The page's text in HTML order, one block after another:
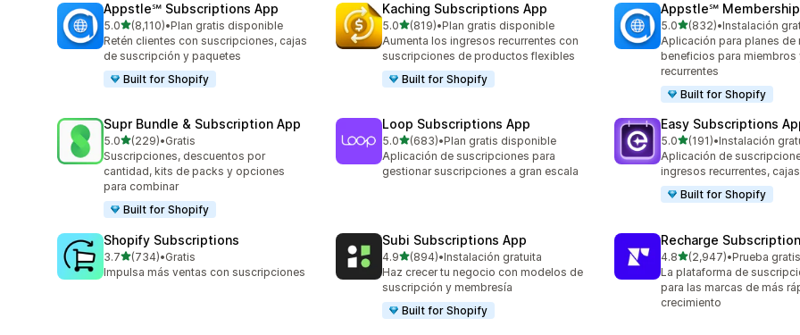
Appstle℠ Subscriptions App
5.0de 5 estrellas
(8,110)
8110 reseñas en total
•Plan gratis disponible
Retén clientes con suscripciones, cajas
de suscripción y paquetes
Built for Shopify
Kaching Subscriptions App
5.0de 5 estrellas
(819)
819 reseñas en total
•Plan gratis disponible
Aumenta los ingresos recurrentes con
suscripciones de productos flexibles
Built for Shopify
Appstle℠
5.0de 5 estrellas
(832)
832 reseñas en total
•Instalación
Aplicación para planes de
beneficios para miembros
recurrentes
Built for Shopify
Supr Bundle & Subscription App
5.0de 5 estrellas
(229)
229 reseñas en total
•Gratis
Suscripciones, descuentos por
cantidad, kits de packs y opciones
para combinar
Built for Shopify
Loop Subscriptions App
5.0de 5 estrellas
(683)
683 reseñas en total
•Plan gratis disponible
Aplicación de suscripciones para
gestionar suscripciones a gran escala
Easy Subscriptions
5.0de 5 estrellas
(191)
191 reseñas en total
•Instalación
Aplicación de
ingresos recurrentes,
Built for Shopify
Shopify Subscriptions
3.7de 5 estrellas
(734)
734 reseñas en total
•Gratis
Impulsa más ventas con suscripciones
Subi Subscriptions App
4.9de 5 estrellas
(894)
894 reseñas en total
•Instalación gratuita
Haz crecer tu negocio con modelos de
suscripción y membresía
Built for Shopify
Recharge
4.8de 5 estrellas
(2,947)
2947 reseñas en total
•Prueba
La plataforma de
para las marcas de más
crecimiento